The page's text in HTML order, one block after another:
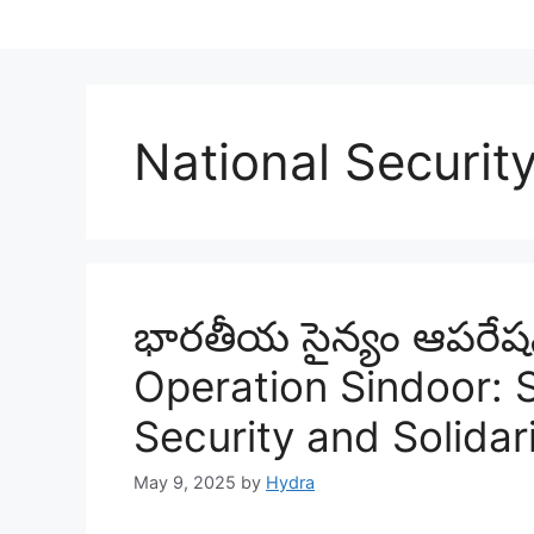
National
భారతీయ సైన్యం ఆపరేషన్
Operation Sindoor:
Security and
May 9, 2025 by Hydra